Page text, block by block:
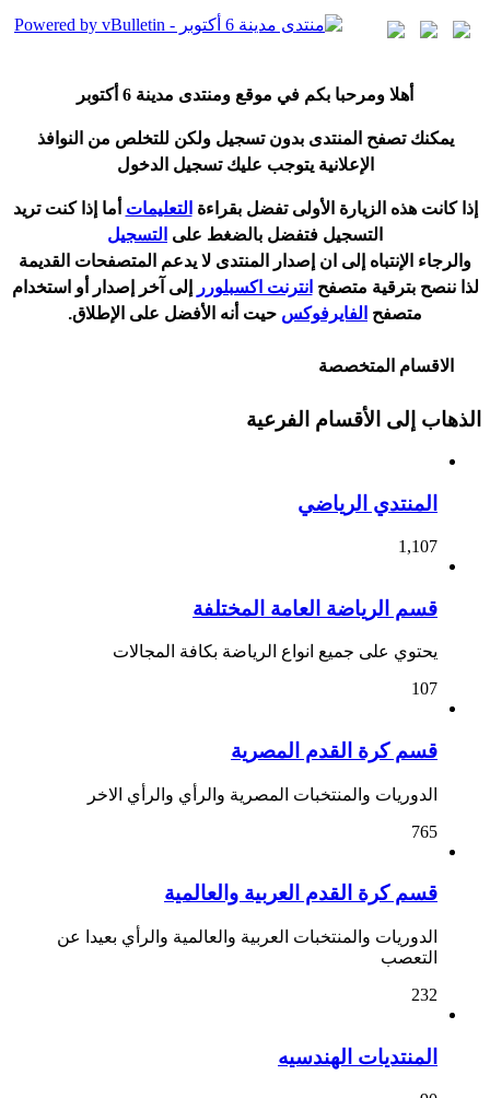
هلا ومرحبا بكم في موقع ومنتدى مدينة 6 أكتوبر
يمكنك تصفح المنتدى بدون تسجيل ولكن للتخلص من النوافذ
الإعلانية يتوجب عليك تسجيل الدخول
إذا كانت هذه الزيارة الأولى تفضل بقراءة التعليمات ما إذا كنت تريد
التسجيل فتفضل بالضغط على التسجيل
والرجاء الإنتباه إلى ان إصدار المنتدى لا يدعم المتصفحات القديمة
لذا ننصح بترقية متصفح انترنت اكسبلورر إلى آخر إصدار أو استخدام
متصفح الفايرفوكس حيت نه الأفضل على الإطلاق.
الاقسام المتخصصة
الذهاب إلى الأقسام الفرعية
المنتدي الرياضي
1,107
قسم الرياضة العامة المختلفة
يحتوي على جميع انواع الرياضة بكافة المجالات
107
قسم كرة القدم المصرية
الدوريات والمنتخبات المصرية والرأي والرأي الاخر
765
قسم كرة القدم العربية والعالمية
الدوريات والمنتخبات العربية والعالمية والرأي بعيدا عن
التعصب
232
المنتديات الهندسيه